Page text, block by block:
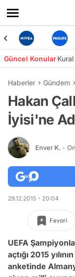
Güncel Konular
Haberler Gündem
Hakan
İyisi'ne
Enver K. -
29.12.2015 - 20:04
Favori
UEFA
açtığı 2015
anketinde